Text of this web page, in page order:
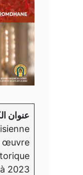
عنوان
œuvre
2023